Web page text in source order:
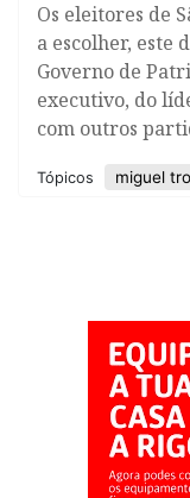
Os eleitores de
a escolher, este
Governo de
executivo, do
com outros
Tópicos miguel